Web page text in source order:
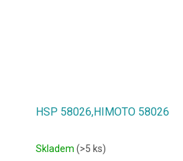
HSP 58026,HIMOTO 58026
Skladem (>5 ks)